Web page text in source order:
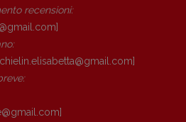
com]
recensioni:
:
com]